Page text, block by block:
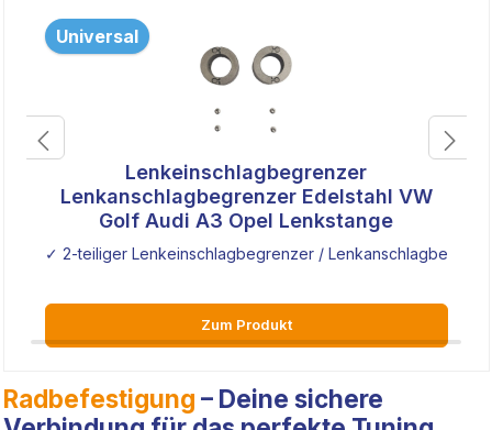
Universal
Lenkeinschlagbegrenzer
Lenkanschlagbegrenzer Edelstahl VW
Golf Audi A3 Opel Lenkstange
✓ 2-teiliger Lenkeinschlagbegrenzer /
Zum Produkt
Radbefestigung – Deine sichere